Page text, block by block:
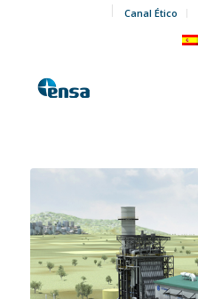
Canal Ético